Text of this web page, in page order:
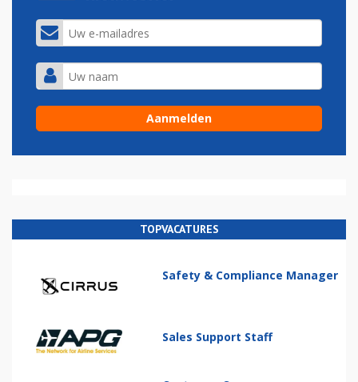
TOPVACATURES
Safety & Compliance Manager
Sales Support Staff